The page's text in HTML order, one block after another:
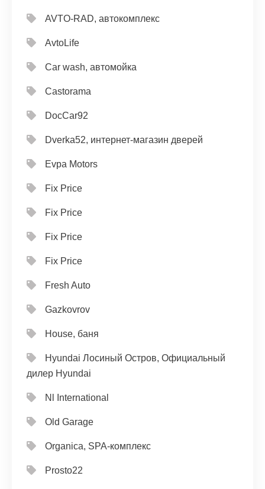
AVTO-RAD, автокомплекс
AvtoLife
Car wash, автомойка
Castorama
DocCar92
Dverka52, интернет-магазин дверей
Evpa Motors
Fix Price
Fix Price
Fix Price
Fix Price
Fresh Auto
Gazkovrov
House, баня
Hyundai Лосиный Остров, Официальный
дилер Hyundai
Nl International
Old Garage
Organica, SPA-комплекс
Prosto22